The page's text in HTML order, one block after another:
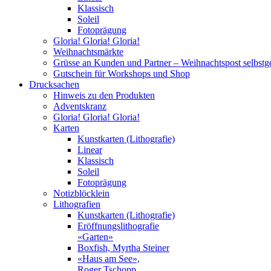
Klassisch
Soleil
Fotoprägung
Gloria! Gloria! Gloria!
Weihnachtsmärkte
Grüsse an Kunden und Partner – Weihnachtspost
Gutschein für Workshops und Shop
Drucksachen
Hinweis zu den Produkten
Adventskranz
Gloria! Gloria! Gloria!
Karten
Kunstkarten (Lithografie)
Linear
Klassisch
Soleil
Fotoprägung
Notizblöcklein
Lithografien
Kunstkarten (Lithografie)
Eröffnungslithografie
«Garten»
Boxfish, Myrtha Steiner
«Haus am See»,